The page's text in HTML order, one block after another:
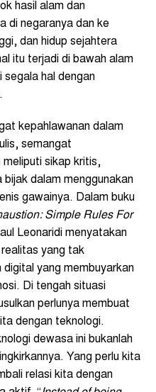
hasil alam dan
di negaranya dan ke
dan hidup sejahtera
itu terjadi di bawah alam
segala hal dengan
kepahlawanan dalam
semangat
meliputi sikap kritis,
dalam menggunakan
gawainya. Dalam buku
Simple Rules For
Leonaridi menyatakan
yang tak
yang membuyarkan
Di tengah situasi
perlunya membuat
dengan teknologi.
dewasa ini bukanlah
Yang perlu kita
relasi kita dengan